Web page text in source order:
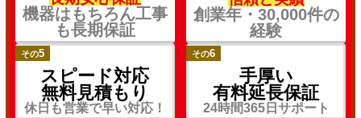
機器はもちろん工事
も長期保証
創業年・30,000件の
経験
その5
スピード対応
無料見積もり
休日も営業で早い対応！
その6
手厚い
有料延長保証
24時間365日サポート